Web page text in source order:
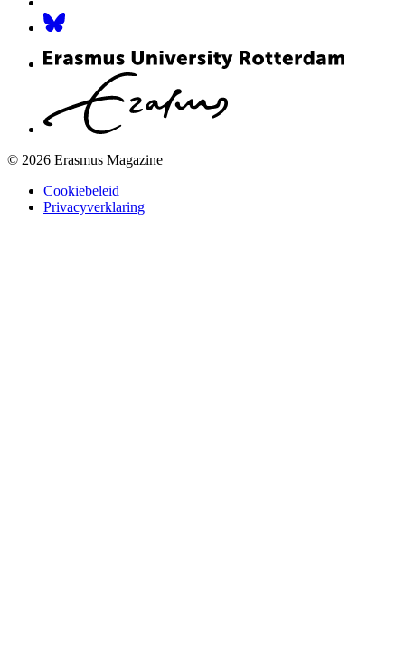
© 2026 Erasmus Magazine
Cookiebeleid
Privacyverklaring